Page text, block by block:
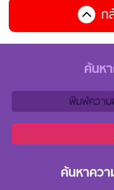
ก
ค้นห
ค้นหาคว